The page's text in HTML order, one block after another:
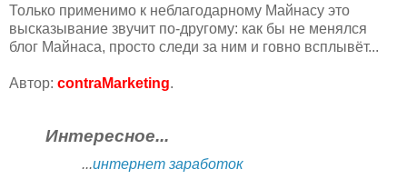
Только применимо к неблагодарному Майнасу это
высказывание звучит по-другому: как бы не менялся
блог Майнаса, просто следи за ним и говно всплывёт...
Автор: contraMarketing.
Интересное...
...интернет заработок